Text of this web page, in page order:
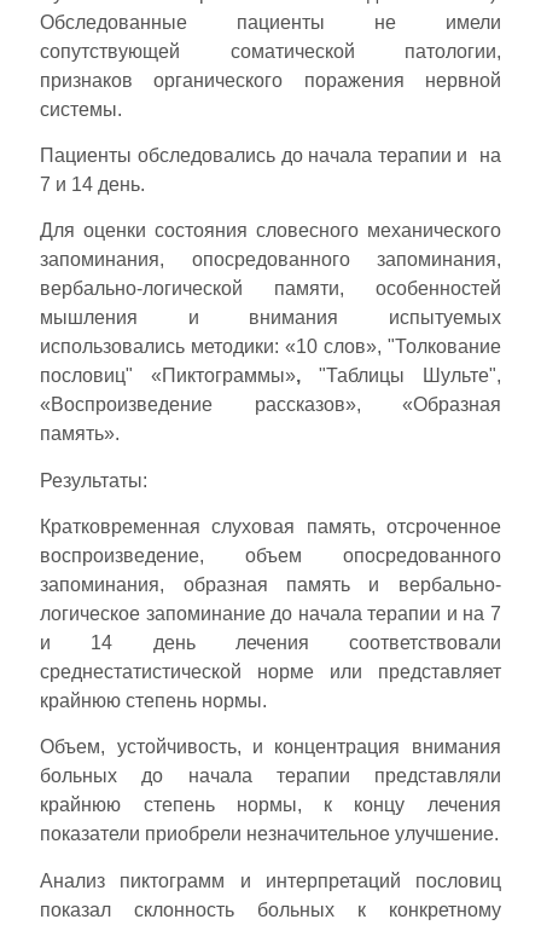
Обследованные пациенты не имели
сопутствующей соматической патологии,
признаков органического поражения нервной
системы.
Пациенты обследовались до начала терапии и на
7 и 14 день.
Для оценки состояния словесного механического
запоминания, опосредованного запоминания,
вербально-логической памяти, особенностей
мышления и внимания испытуемых
использовались методики: «10 слов», "Толкование
пословиц" «Пиктограммы», "Таблицы Шульте",
«Воспроизведение рассказов», «Образная
память».
Результаты:
Кратковременная слуховая память, отсроченное
воспроизведение, объем опосредованного
запоминания, образная память и вербально-
логическое запоминание до начала терапии и на 7
и 14 день лечения соответствовали
среднестатистической норме или представляет
крайнюю степень нормы.
Объем, устойчивость, и концентрация внимания
больных до начала терапии представляли
крайнюю степень нормы, к концу лечения
показатели приобрели незначительное улучшение.
Анализ пиктограмм и интерпретаций пословиц
показал склонность больных к конкретному